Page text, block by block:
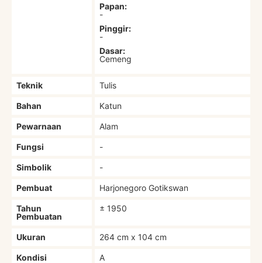
Papan:
-
Pinggir:
-
Dasar:
Cemeng
Teknik Tulis
Bahan Katun
Pewarnaan Alam
Fungsi -
Simbolik -
Pembuat Harjonegoro Gotikswan
Tahun
Pembuatan
± 1950
Ukuran 264 cm x 104 cm
Kondisi A